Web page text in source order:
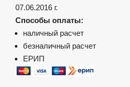
07.06.2016 г.
Способы оплаты:
наличный расчет
безналичный расчет
ЕРИП